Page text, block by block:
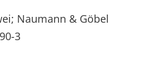
Naumann & Göbel
3